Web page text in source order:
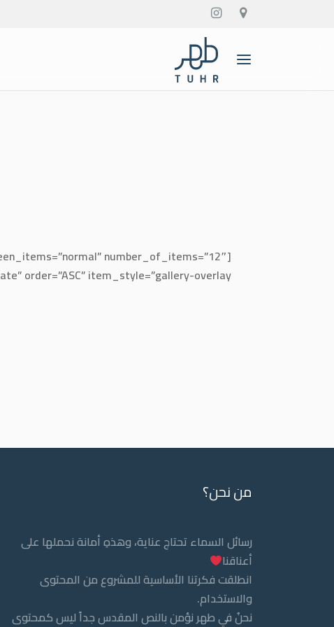
number_of_items=”12″
order=”ASC” item_style=”gallery-overlay”]
من نحن؟
رسائل السماء تحتاج عناية، وهذهِ أمانة نحملها على
أعناقنا
انطلقت فكرتنا الأساسية للمشروع من المحتوى
والاستخدام.
نحنُ في طهر نؤمن بالنص المقدس جداً ليس كمحتوى